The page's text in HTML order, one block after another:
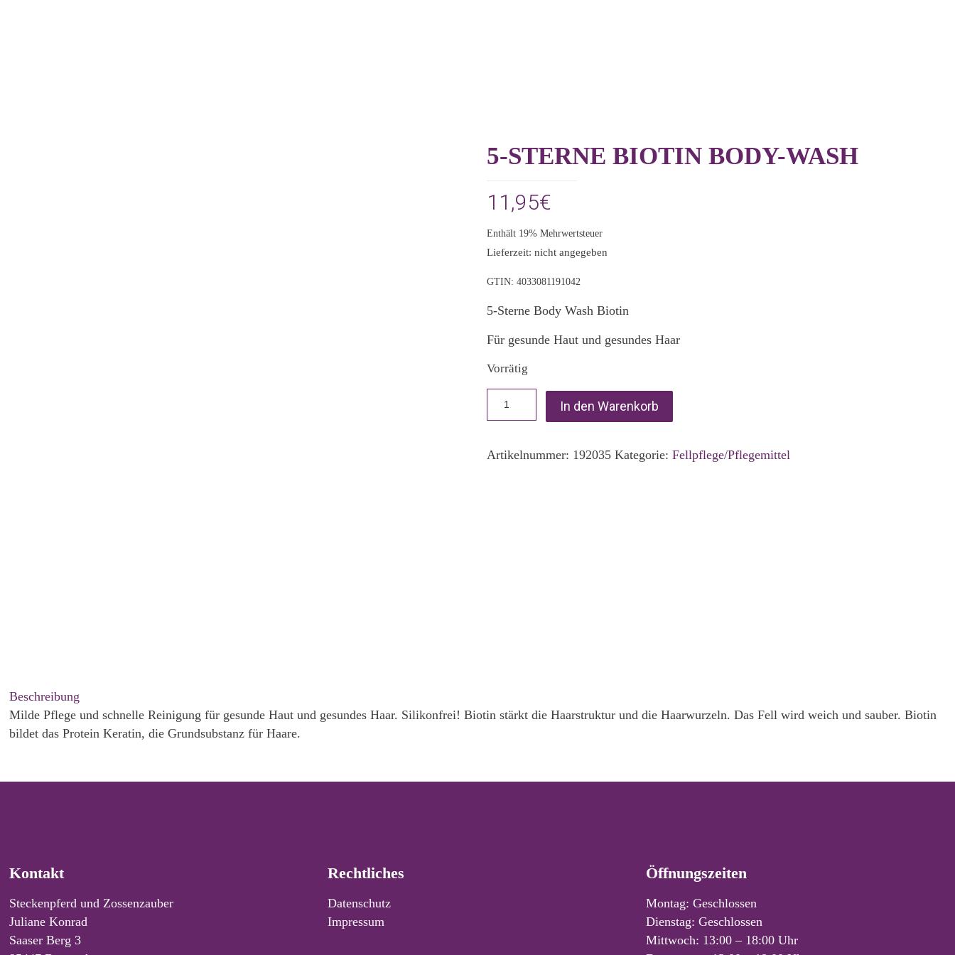
5-STERNE BIOTIN BODY-WASH
11,95€
Enthält 19% Mehrwertsteuer
Lieferzeit: nicht angegeben
GTIN: 4033081191042
5-Sterne Body Wash Biotin
Für gesunde Haut und gesundes Haar
Vorrätig
In den Warenkorb
Artikelnummer: 192035 Kategorie:Fellpflege/Pflegemittel
Beschreibung
Milde Pflege und schnelle Reinigung für gesunde Haut und gesundes Haar. Silikonfrei! Biotin stärkt die Haarstruktur und die Haarwurzeln. Das Fell wird weich und sauber. Biotin
bildet das Protein Keratin, die Grundsubstanz für Haare.
Kontakt
Steckenpferd und Zossenzauber
Juliane Konrad
Saaser Berg 3
Rechtliches
Datenschutz
Impressum
Öffnungszeiten
Montag: Geschlossen
Dienstag: Geschlossen
Mittwoch: 13:00 – 18:00 Uhr